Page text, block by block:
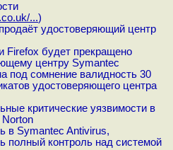
...)
удостоверяющий центр
Firefox будет прекращено
центру Symantec
под сомнение валидность 30
удостоверяющего центра
критические уязвимости в
Norton
в Symantec Antivirus,
полный контроль над системой